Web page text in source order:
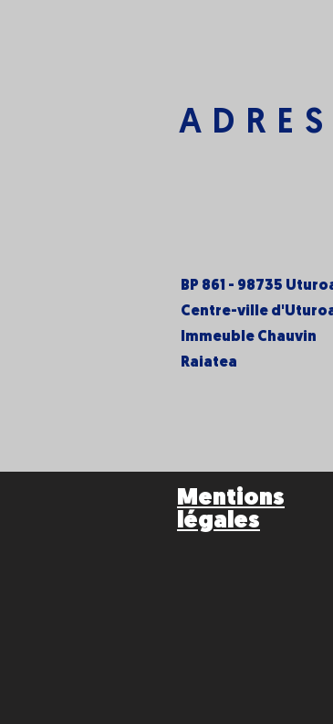
BP 861 - 98735
Centre-ville
Immeuble Chauvin
Raiatea
Mentions
légales